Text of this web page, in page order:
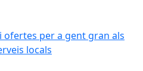
ofertes per a gent gran als
locals